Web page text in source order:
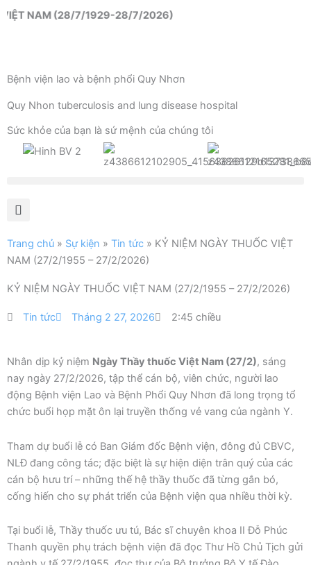
Nhảy
NAM (28/7/1929-28/7/2026)
Bệnh viện lao và bệnh phổi Quy Nhơn
Quy Nhon tuberculosis and lung disease hospital
Sức khỏe của bạn là sứ mệnh của chúng tôi
Trang chủ » Sự kiện » Tin tức » KỶ NIỆM NGÀY THUỐC VIỆT
NAM (27/2/1955 – 27/2/2026)
KỶ NIỆM NGÀY THUỐC VIỆT NAM (27/2/1955 – 27/2/2026)
Tin tức Tháng 2 27, 2026 2:45 chiều
Nhân dịp kỷ niệm Ngày Thầy thuốc Việt Nam (27/2), sáng
nay ngày 27/2/2026, tập thể cán bộ, viên chức, người lao
động Bệnh viện Lao và Bệnh Phổi Quy Nhơn đã long trọng tổ
chức buổi họp mặt ôn lại truyền thống vẻ vang của ngành Y.
Tham dự buổi lễ có Ban Giám đốc Bệnh viện, đông đủ CBVC,
NLĐ đang công tác; đặc biệt là sự hiện diện trân quý của các
cán bộ hưu trí – những thế hệ thầy thuốc đã từng gắn bó,
cống hiến cho sự phát triển của Bệnh viện qua nhiều thời kỳ.
Tại buổi lễ, Thầy thuốc ưu tú, Bác sĩ chuyên khoa II Đỗ Phúc
Thanh quyền phụ trách bệnh viện đã đọc Thư Hồ Chủ Tịch gửi